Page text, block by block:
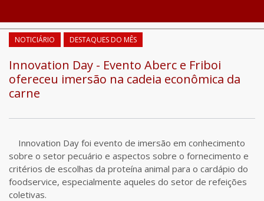
NOTICIÁRIO DESTAQUES DO MÊS
Innovation Day - Evento Aberc e Friboi
ofereceu imersão na cadeia econômica da
carne
Innovation Day foi evento de imersão em conhecimento
sobre o setor pecuário e aspectos sobre o fornecimento e
critérios de escolhas da proteína animal para o cardápio do
foodservice, especialmente aqueles do setor de refeições
coletivas.